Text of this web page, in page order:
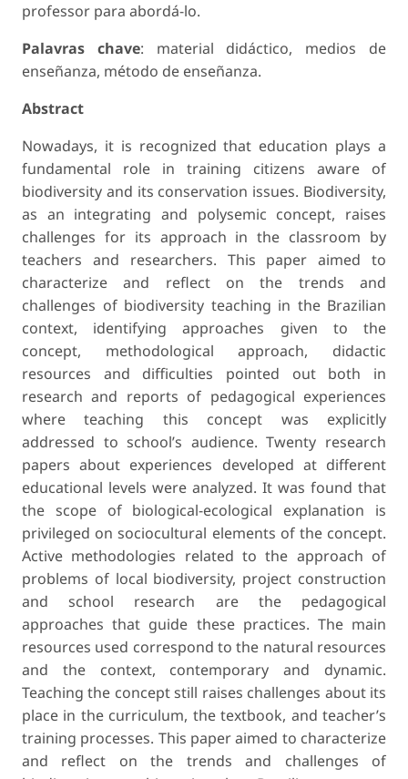
professor para abordá-lo.
Palavras chave: material didáctico, medios de
enseñanza, método de enseñanza.
Abstract
Nowadays, it is recognized that education plays a
fundamental role in training citizens aware of
biodiversity and its conservation issues. Biodiversity,
as an integrating and polysemic concept, raises
challenges for its approach in the classroom by
teachers and researchers. This paper aimed to
characterize and reflect on the trends and
challenges of biodiversity teaching in the Brazilian
context, identifying approaches given to the
concept, methodological approach, didactic
resources and difficulties pointed out both in
research and reports of pedagogical experiences
where teaching this concept was explicitly
addressed to school’s audience. Twenty research
papers about experiences developed at different
educational levels were analyzed. It was found that
the scope of biological-ecological explanation is
privileged on sociocultural elements of the concept.
Active methodologies related to the approach of
problems of local biodiversity, project construction
and school research are the pedagogical
approaches that guide these practices. The main
resources used correspond to the natural resources
and the context, contemporary and dynamic.
Teaching the concept still raises challenges about its
place in the curriculum, the textbook, and teacher’s
training processes. This paper aimed to characterize
and reflect on the trends and challenges of